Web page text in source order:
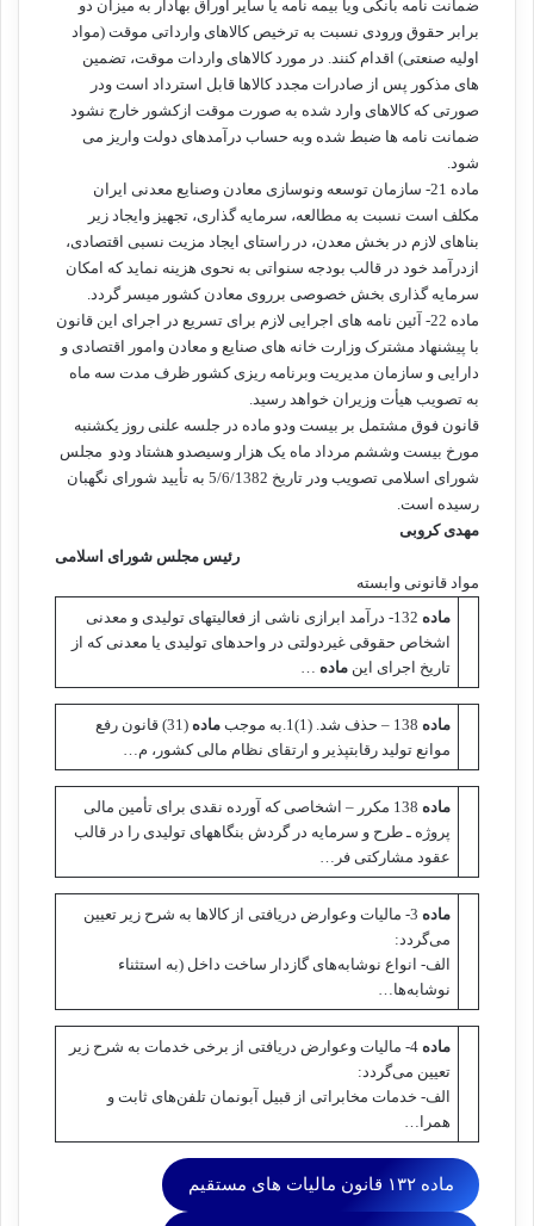
ضمانت نامه بانکی ویا بیمه نامه یا سایر اوراق بهادار به میزان دو
برابر حقوق ورودی نسبت به ترخیص کالاهای وارداتی موقت (مواد
اولیه صنعتی) اقدام کنند. در مورد کالاهای واردات موقت، تضمین
های مذکور پس از صادرات مجدد کالاها قابل استرداد است ودر
صورتی که کالاهای وارد شده به صورت موقت ازکشور خارج نشود
ضمانت نامه ها ضبط شده وبه حساب درآمدهای دولت واریز می
شود.
ماده 21- سازمان توسعه ونوسازی معادن وصنایع معدنی ایران
مکلف است نسبت به مطالعه، سرمایه گذاری، تجهیز وایجاد زیر
بناهای لازم در بخش معدن، در راستای ایجاد مزیت نسبی اقتصادی،
ازدرآمد خود در قالب بودجه سنواتی به نحوی هزینه نماید که امکان
سرمایه گذاری بخش خصوصی برروی معادن کشور میسر گردد.
ماده 22- آئین نامه های اجرایی لازم برای تسریع در اجرای این قانون
با پیشنهاد مشترک وزارت خانه های صنایع و معادن وامور اقتصادی و
دارایی و سازمان مدیریت وبرنامه ریزی کشور ظرف مدت سه ماه
به تصویب هیأت وزیران خواهد رسید.
قانون فوق مشتمل بر بیست ودو ماده در جلسه علنی روز یکشنبه
مورخ بیست وششم مرداد ماه یک هزار وسیصدو هشتاد ودو مجلس
شورای اسلامی تصویب ودر تاریخ 5/6/1382 به تأیید شورای نگهبان
رسیده است.
مهدی کروبی
رئیس مجلس شورای اسلامی
مواد قانونی وابسته
ماده
132- درآمد ابرازی ناشی از فعالیت­های ‌تولیدی و معدنی
اشخاص حقوقی غیردولتی در واحدهای تولیدی یا معدنی که از
تاریخ اجرای اینماده …
ماده 138 – حذف شد. (1)1.به موجب ماده
(31) قانون رفع
موانع تولید رقابت­پذیر و ارتقای نظام مالی کشور، م…
ماده
138 مکرر – اشخاصی که آورده نقدی برای تأمین مالی
پروژه ـ طرح و سرمایه در گردش بنگاههای تولیدی را در قالب
عقود مشارکتی فر…
ماده
3- مالیات وعوارض دریافتی از کالاها به شرح زیر تعیین
می‌گردد:
الف- انواع نوشابه‌های گازدار ساخت داخل (به استثناء
نوشابه‌ها…
ماده 4- مالیات وعوارض دریافتی از برخی خدمات به شرح زیر
تعیین می‌گردد:
الف- خدمات مخابراتی از قبیل آبونمان تلفن‌های ثابت و
همرا…
ماده ۱۳۲ قانون مالیات های مستقیم